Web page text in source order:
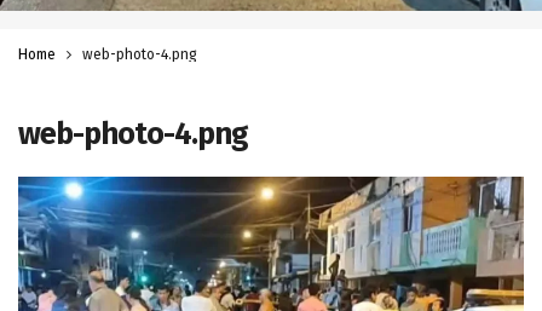
Home web-photo-4.png
web-photo-4.png